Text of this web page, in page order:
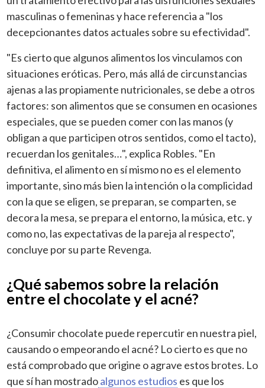
masculinas o femeninas y hace referencia a "los
decepcionantes datos actuales sobre su efectividad".
"Es cierto que algunos alimentos los vinculamos con
situaciones eróticas. Pero, más allá de circunstancias
ajenas a las propiamente nutricionales, se debe a otros
factores: son alimentos que se consumen en ocasiones
especiales, que se pueden comer con las manos (y
obligan a que participen otros sentidos, como el tacto),
recuerdan los genitales…", explica Robles. "En
definitiva, el alimento en sí mismo no es el elemento
importante, sino más bien la intención o la complicidad
con la que se eligen, se preparan, se comparten, se
decora la mesa, se prepara el entorno, la música, etc. y
como no, las expectativas de la pareja al respecto",
concluye por su parte Revenga.
¿Qué sabemos sobre la relación
entre el chocolate y el acné?
¿Consumir chocolate puede repercutir en nuestra piel,
causando o empeorando el acné? Lo cierto es que no
está comprobado que origine o agrave estos brotes. Lo
que sí han mostradoalgunos estudios es que los